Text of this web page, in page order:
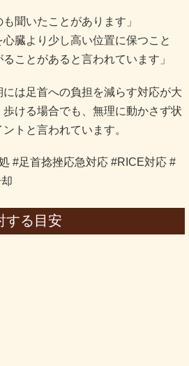
聞いたことがあります」
臓より少し高い位置に保つこと
ことがあると言われています」
は足首への負担を減らす対応が大
ける場合でも、無理に動かさず状
トと言われています。
#足首捻挫応急対応 #RICE対応 #
する目安